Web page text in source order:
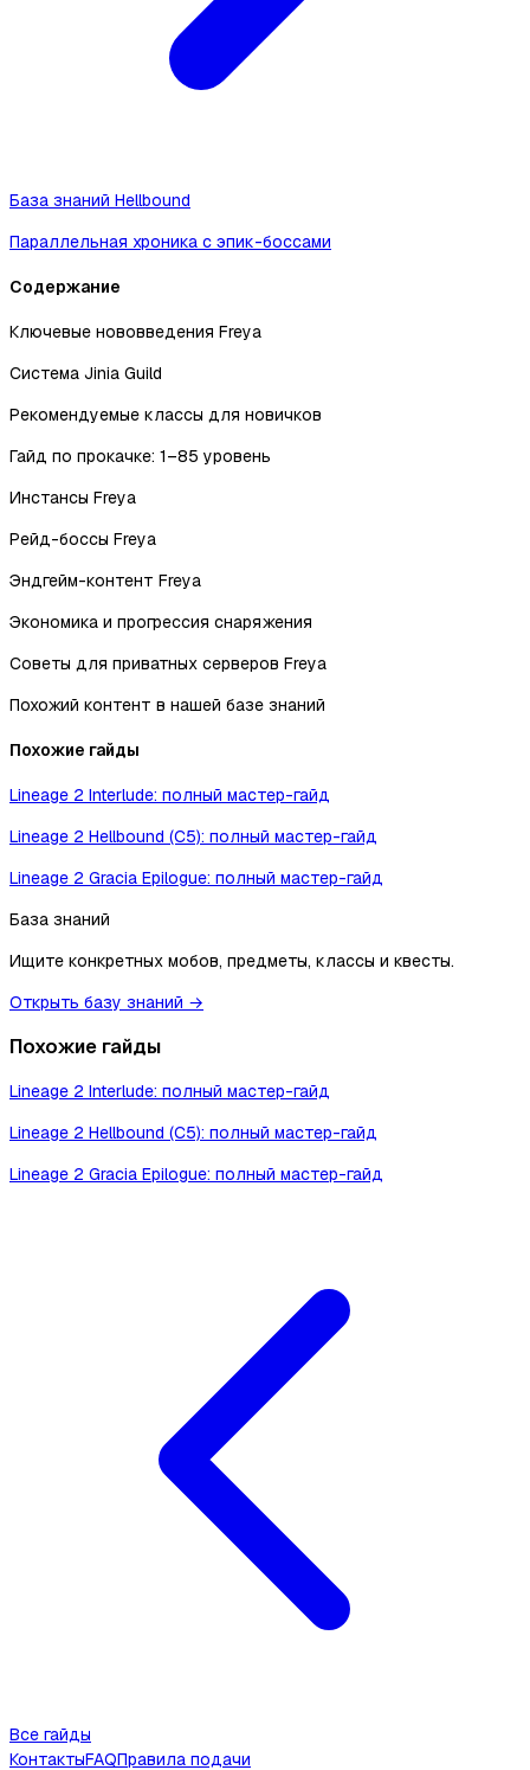
База знаний Hellbound
Параллельная хроника с эпик-боссами
Содержание
Ключевые нововведения Freya
Система Jinia Guild
Рекомендуемые классы для новичков
Гайд по прокачке: 1–85 уровень
Инстансы Freya
Рейд-боссы Freya
Эндгейм-контент Freya
Экономика и прогрессия снаряжения
Советы для приватных серверов Freya
Похожий контент в нашей базе знаний
Похожие гайды
Lineage 2 Interlude: полный мастер-гайд
Lineage 2 Hellbound (C5): полный мастер-гайд
Lineage 2 Gracia Epilogue: полный мастер-гайд
База знаний
Ищите конкретных мобов, предметы, классы и квесты.
Открыть базу знаний →
Похожие гайды
Lineage 2 Interlude: полный мастер-гайд
Lineage 2 Hellbound (C5): полный мастер-гайд
Lineage 2 Gracia Epilogue: полный мастер-гайд
Все гайды
КонтактыFAQПравила подачи